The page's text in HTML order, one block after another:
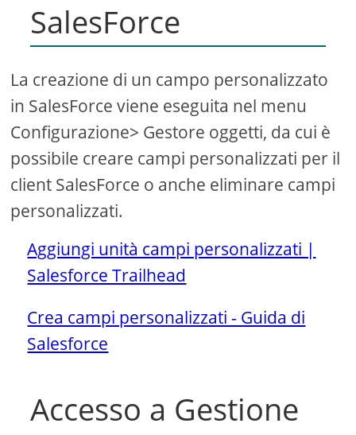
SalesForce
La creazione di un campo personalizzato
in SalesForce viene eseguita nel menu
Configurazione> Gestore oggetti, da cui è
possibile creare campi personalizzati per il
client SalesForce o anche eliminare campi
personalizzati.
Aggiungi unità campi personalizzati |
Salesforce Trailhead
Crea campi personalizzati - Guida di
Salesforce
Accesso a Gestione